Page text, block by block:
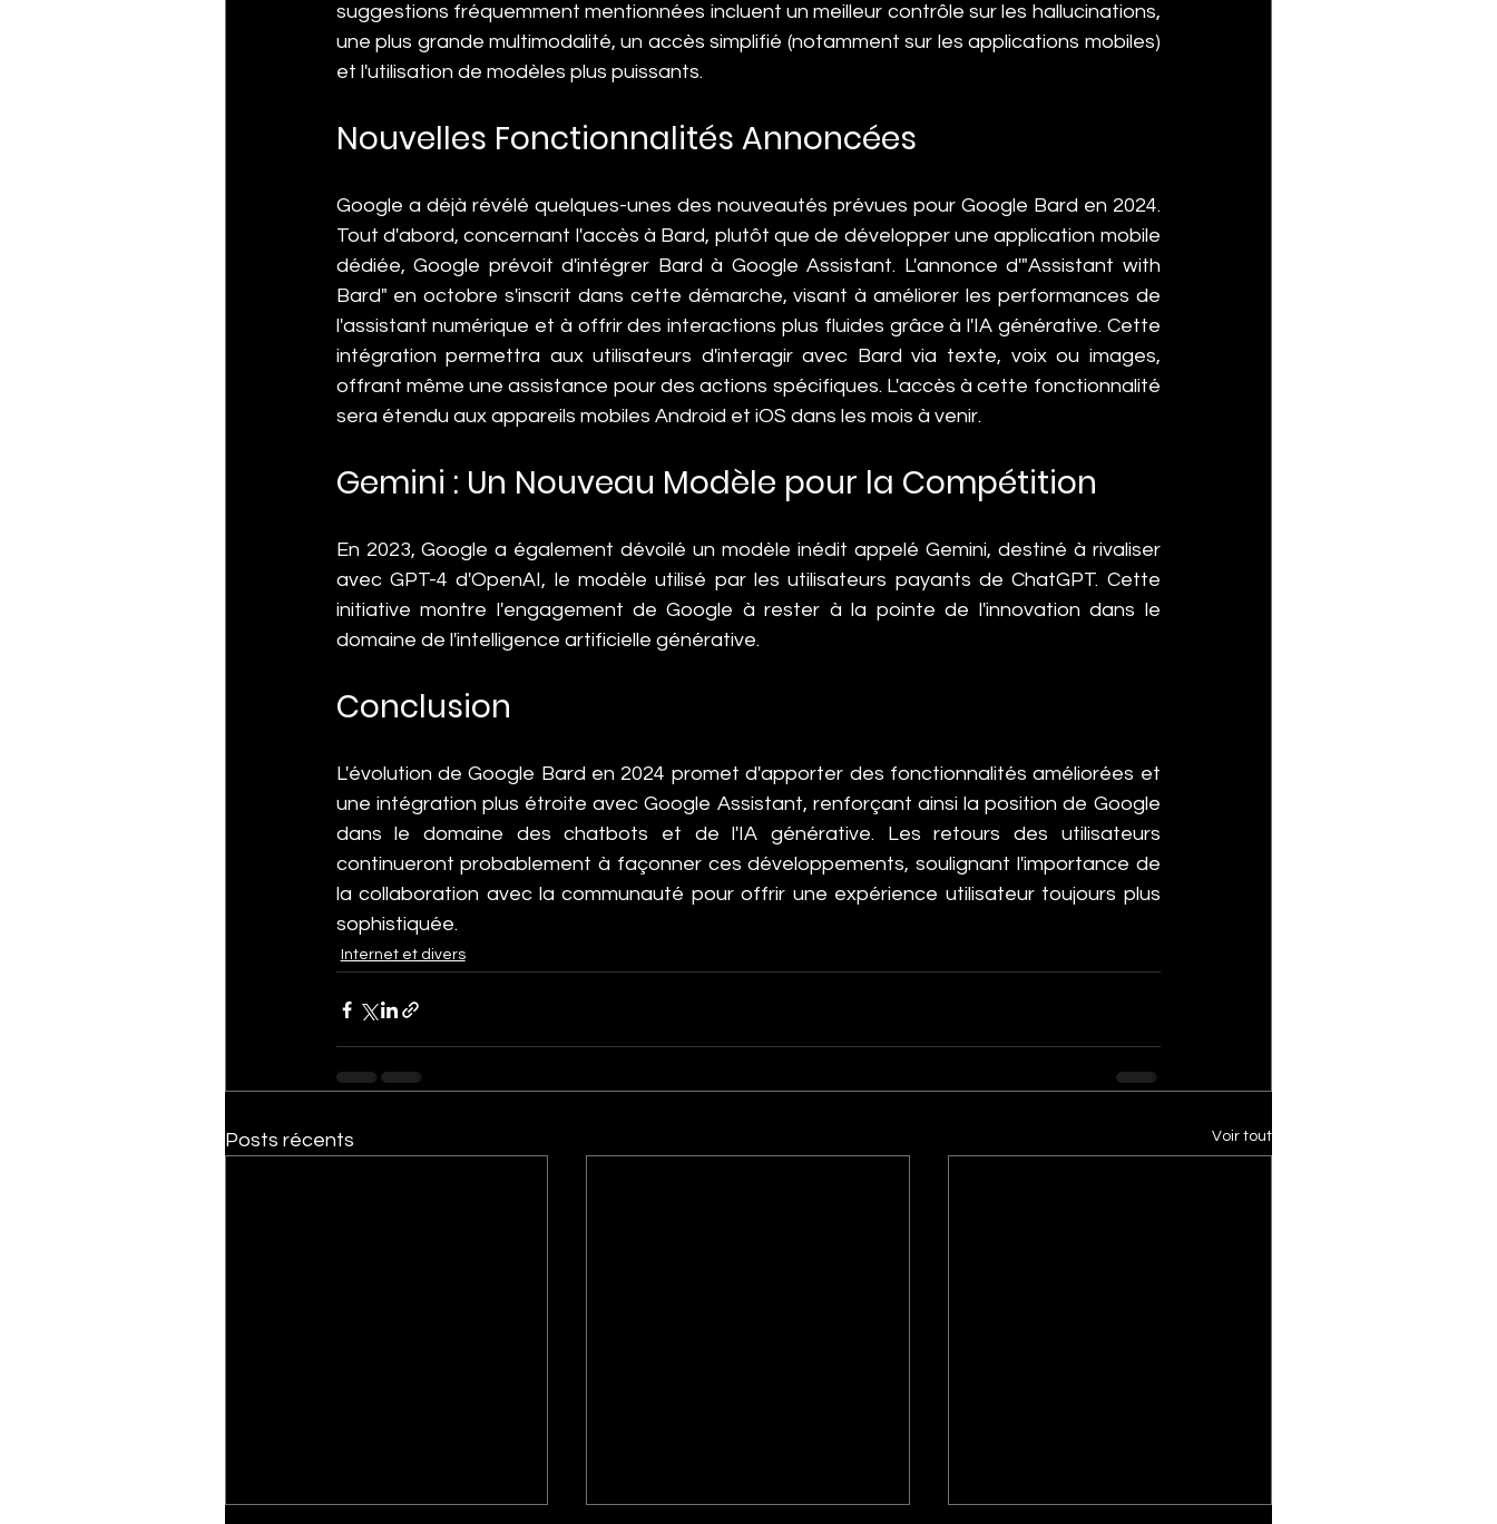
suggestions fréquemment mentionnées incluent un meilleur contrôle sur les hallucinations,
une plus grande multimodalité, un accès simplifié (notamment sur les applications mobiles)
et l'utilisation de modèles plus puissants.
Nouvelles Fonctionnalités Annoncées
Google a déjà révélé quelques-unes des nouveautés prévues pour Google Bard en 2024.
Tout d'abord, concernant l'accès à Bard, plutôt que de développer une application mobile
dédiée, Google prévoit d'intégrer Bard à Google Assistant. L'annonce d'"Assistant with
Bard" en octobre s'inscrit dans cette démarche, visant à améliorer les performances de
l'assistant numérique et à offrir des interactions plus fluides grâce à l'IA générative. Cette
intégration permettra aux utilisateurs d'interagir avec Bard via texte, voix ou images,
offrant même une assistance pour des actions spécifiques. L'accès à cette fonctionnalité
sera étendu aux appareils mobiles Android et iOS dans les mois à venir.
Gemini : Un Nouveau Modèle pour la Compétition
En 2023, Google a également dévoilé un modèle inédit appelé Gemini, destiné à rivaliser
avec GPT-4 d'OpenAI, le modèle utilisé par les utilisateurs payants de ChatGPT. Cette
initiative montre l'engagement de Google à rester à la pointe de l'innovation dans le
domaine de l'intelligence artificielle générative.
Conclusion
L'évolution de Google Bard en 2024 promet d'apporter des fonctionnalités améliorées et
une intégration plus étroite avec Google Assistant, renforçant ainsi la position de Google
dans le domaine des chatbots et de l'IA générative. Les retours des utilisateurs
continueront probablement à façonner ces développements, soulignant l'importance de
la collaboration avec la communauté pour offrir une expérience utilisateur toujours plus
sophistiquée.
Internet et divers
Posts récents Voir tout